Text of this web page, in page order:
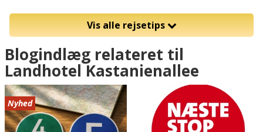
Vis alle rejsetips
Blogindlæg relateret til
Landhotel Kastanienallee
Nyhed